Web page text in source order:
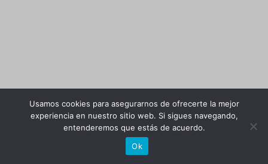
Usamos cookies para asegurarnos de ofrecerte la mejor
experiencia en nuestro sitio web. Si sigues navegando,
entenderemos que estás de acuerdo.
Ok